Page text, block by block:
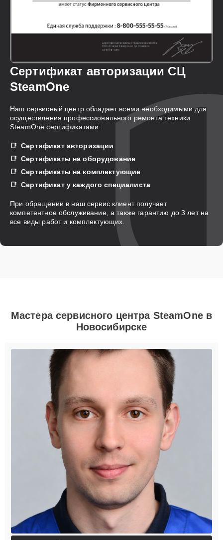
Сертификат авторизации СЦ
SteamOne
Наш сервисный центр обладает всеми необходимыми для
осуществления профессионального ремонта техники
SteamOne сертификатами:
Сертификат авторизации
Сертификаты на оборудование
Сертификаты на комплектующие
Сертификат у каждого специалиста
При обращении в наш сервис клиент получает
компетентное обслуживание, а также гарантию до 3 лет на
все виды работ и комплектующих.
Мастера сервисного центра SteamOne в
Новосибирске